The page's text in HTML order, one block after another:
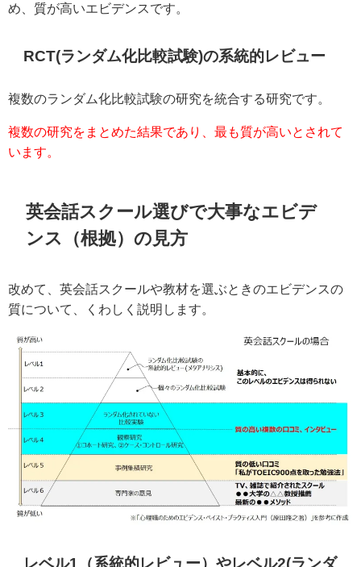
め、質が高いエビデンスです。
RCT(ランダム化比較試験)の系統的レビュー
複数のランダム化比較試験の研究を統合する研究です。
複数の研究をまとめた結果であり、最も質が高いとされて
います。
英会話スクール選びで大事なエビデ
ンス（根拠）の見方
改めて、英会話スクールや教材を選ぶときのエビデンスの
質について、くわしく説明します。
レベル1（系統的レビュー）やレベル2(ランダ